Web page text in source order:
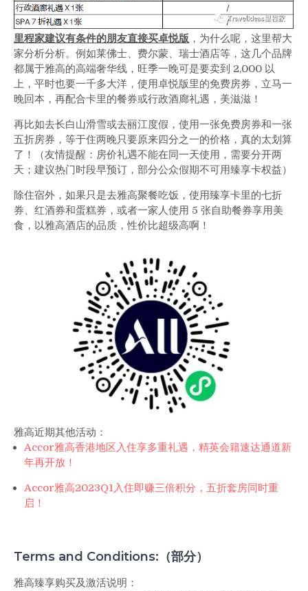
里程家建议有条件的朋友直接买卓悦版 ，为什么呢，这里帮大
家分析分析。例如莱佛士、费尔蒙、瑞士酒店等，这几个品牌
都属于雅高的高端奢华线，旺季一晚可是要卖到 2,000 以
上，平时也要一千多大洋，使用卓悦版里的免费房券，立马一
晚回本，再配合卡里的餐券或行政酒廊礼遇，美滋滋！
再比如去长白山滑雪或去丽江度假，使用一张免费房券和一张
五折房券，等于住两晚只要原来四分之一的价格，真的太划算
了！（友情提醒：房价礼遇不能在同一天使用，需要分开两
天；建议热门时段早预订，部分公众假期不可用臻享卡权益）
除住宿外，如果只是去雅高聚餐吃饭，使用臻享卡里的七折
券、红酒券和蛋糕券，或者一家人使用 5 张自助餐券享用美
食，以雅高酒店的品质，性价比超级高啊！
雅高近期其他活动：
Accor雅高香港地区入住享多重礼遇，精英会籍速达通道新
年再开放！
Accor雅高2023Q1入住即赚三倍积分，五折套房同时重
启！
Terms and Conditions:（部分）
雅高臻享购买及激活说明：